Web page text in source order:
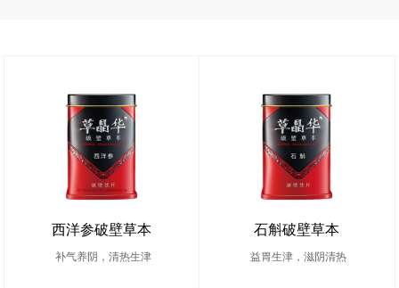
西洋参破壁草本
补气养阴，清热生津
石斛破壁草本
益胃生津，滋阴清热